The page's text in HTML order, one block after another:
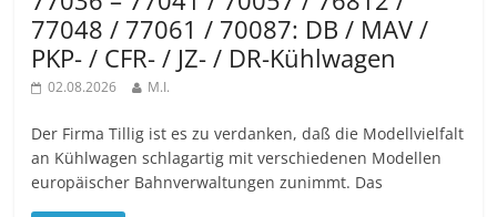
77048 / 77061 / 70087: DB / MAV /
PKP- / CFR- / JZ- / DR-Kühlwagen
02.08.2026 M.I.
Der Firma Tillig ist es zu verdanken, daß die Modellvielfalt
an Kühlwagen schlagartig mit verschiedenen Modellen
europäischer Bahnverwaltungen zunimmt. Das